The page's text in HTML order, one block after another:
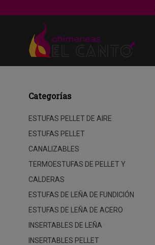
Categorías
ESTUFAS PELLET DE AIRE
ESTUFAS PELLET
CANALIZABLES
TERMOESTUFAS DE PELLET Y
CALDERAS
ESTUFAS DE LEÑA DE FUNDICIÓN
ESTUFAS DE LEÑA DE ACERO
INSERTABLES DE LEÑA
INSERTABLES PELLET